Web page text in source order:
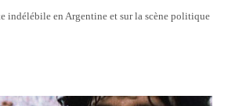
indélébile en Argentine et sur la scène politique